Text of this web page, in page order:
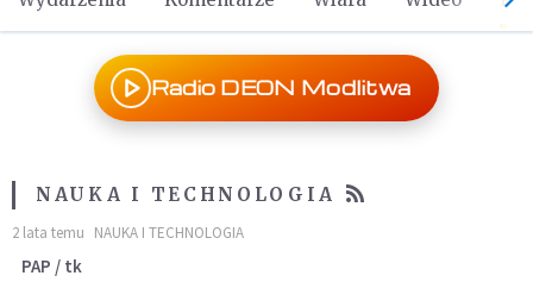
Radio DEON Modlitwa
NAUKA I TECHNOLOGIA
2 lata temu NAUKA I TECHNOLOGIA
PAP / tk